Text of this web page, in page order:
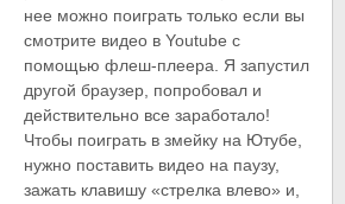
нее можно поиграть только если вы
смотрите видео в Youtube с
помощью флеш-плеера. Я запустил
другой браузер, попробовал и
действительно все заработало!
Чтобы поиграть в змейку на Ютубе,
нужно поставить видео на паузу,
зажать клавишу «стрелка влево» и,